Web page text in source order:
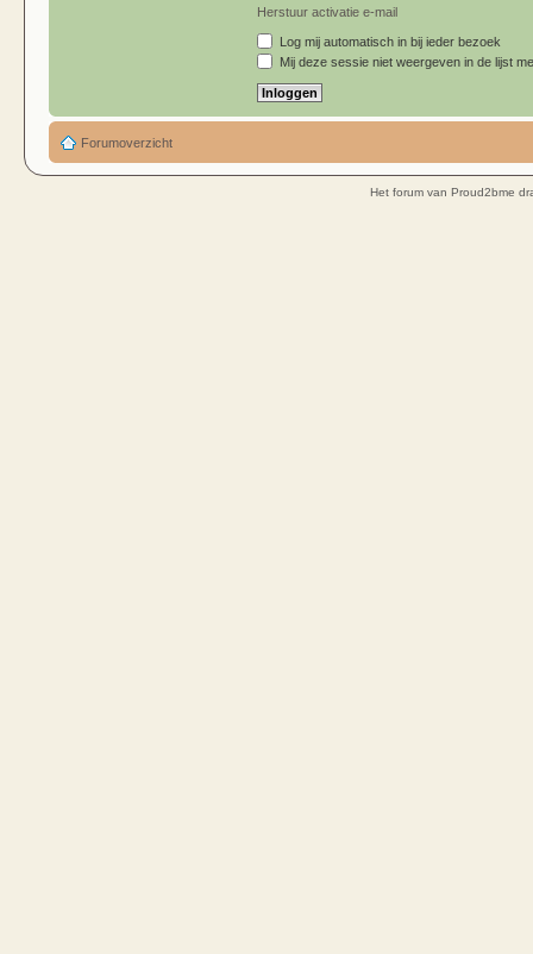
Herstuur activatie e-mail
Log mij automatisch in bij ieder bezoek
Mij deze sessie niet weergeven in de lijst
Forumoverzicht
Het forum van Proud2bme